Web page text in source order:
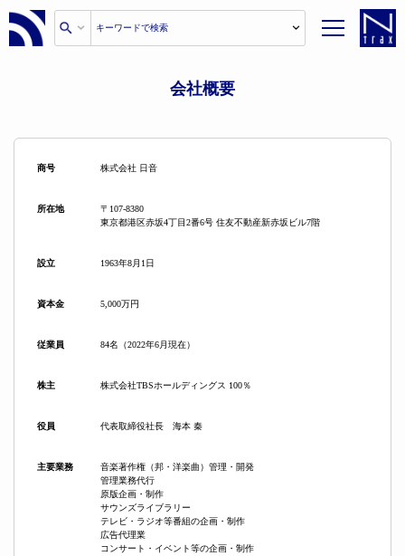
会社概要
商号 株式会社 日音
所在地
〒107-8380
東京都港区赤坂4丁目2番6号 住友不動産新赤坂ビル7階
設立 1963年8月1日
資本金 5,000万円
従業員 84名（2022年6月現在）
株主 株式会社TBSホールディングス 100％
役員 代表取締役社長 海本 秦
主要業務
音楽著作権（邦・洋楽曲）管理・開発
管理業務代行
原版企画・制作
サウンズライブラリー
テレビ・ラジオ等番組の企画・制作
広告代理業
コンサート・イベント等の企画・制作